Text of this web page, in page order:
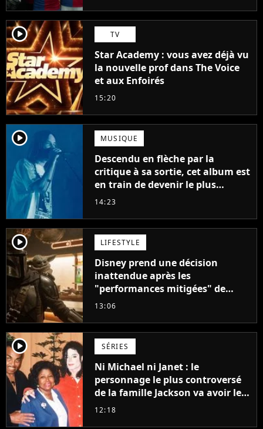
player2 TV
Star Academy : vous avez déjà vu
la nouvelle prof dans The Voice
et aux Enfoirés
15:20
player2 MUSIQUE
Descendu en flèche par la
critique à sa sortie, cet album est
en train de devenir le plus
populaire de son auteur
14:23
player2 LIFESTYLE
Disney prend une décision
inattendue après les
"performances mitigées" de
Vaiana et The Mandalorian &
13:06
player2 SÉRIES
Ni Michael ni Janet : le
personnage le plus controversé
de la famille Jackson va avoir le
droit à sa propre série
12:18